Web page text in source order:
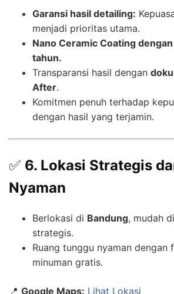
Garansi hasil detailing:
menjadi prioritas utama.
Nano Ceramic Coating
tahun.
Transparansi hasil dengan
After.
Komitmen penuh terhadap
dengan hasil yang terjamin.
✅ 6. Lokasi Strategis
Nyaman
Berlokasi di Bandung, mudah
strategis.
Ruang tunggu nyaman dengan
minuman gratis.
📍 Google Maps: Lihat Lokasi